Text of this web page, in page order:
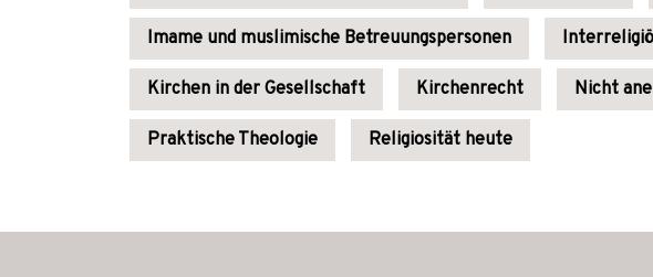
Imame und muslimische Betreuungspersonen
Kirchen in der Gesellschaft Kirchenrecht Nicht
Praktische Theologie Religiosität heute